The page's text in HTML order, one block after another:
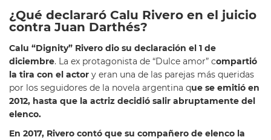
¿Qué declararó Calu Rivero en el juicio
contra Juan Darthés?
Calu “Dignity” Rivero dio su declaración el 1 de
diciembre. La ex protagonista de “Dulce amor” compartió
la tira con el actor y eran una de las parejas más queridas
por los seguidores de la novela argentina que se emitió en
2012, hasta que la actriz decidió salir abruptamente del
elenco.
En 2017, Rivero contó que su compañero de elenco la